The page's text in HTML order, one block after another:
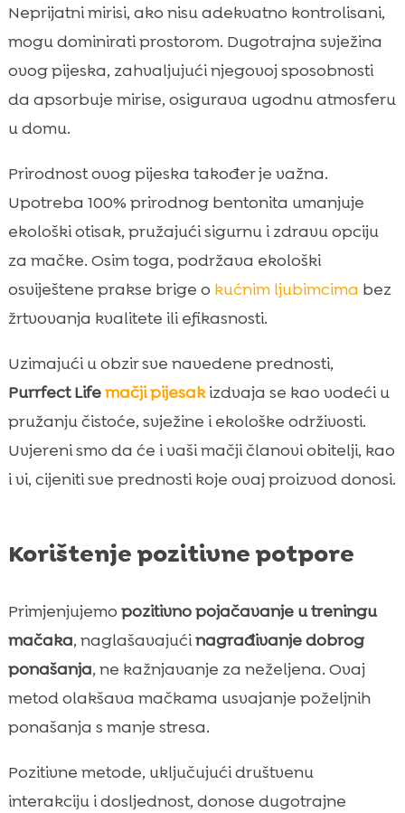
Neprijatni mirisi, ako nisu adekvatno kontrolisani,
mogu dominirati prostorom. Dugotrajna svježina
ovog pijeska, zahvaljujući njegovoj sposobnosti
da apsorbuje mirise, osigurava ugodnu atmosferu
u domu.
Prirodnost ovog pijeska također je važna.
Upotreba 100% prirodnog bentonita umanjuje
ekološki otisak, pružajući sigurnu i zdravu opciju
za mačke. Osim toga, podržava ekološki
osviještene prakse brige o kućnim ljubimcima bez
žrtvovanja kvalitete ili efikasnosti.
Uzimajući u obzir sve navedene prednosti,
Purrfect Lifemačji pijesakizdvaja se kao vodeći u
pružanju čistoće, svježine i ekološke održivosti.
Uvjereni smo da će i vaši mačji članovi obitelji, kao
i vi, cijeniti sve prednosti koje ovaj proizvod donosi.
Korištenje pozitivne potpore
Primjenjujemo pozitivno pojačavanje u treningu
mačaka, naglašavajućinagrađivanje dobrog
ponašanja, ne kažnjavanje za neželjena. Ovaj
metod olakšava mačkama usvajanje poželjnih
ponašanja s manje stresa.
Pozitivne metode, uključujući društvenu
interakciju i dosljednost, donose dugotrajne